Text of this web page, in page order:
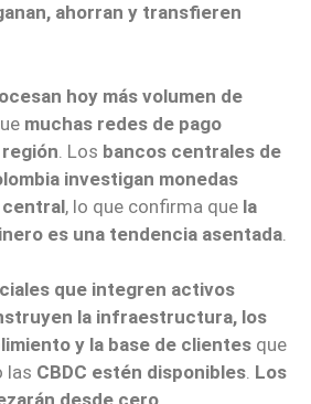
ahorran y transfieren
hoy más volumen de
muchas redes de pago
. Los bancos centrales de
investigan monedas
central, lo que confirma que la
es una tendencia asentada
que integren activos
la infraestructura, los
y la base de clientes que
las CBDC estén disponibles. Los